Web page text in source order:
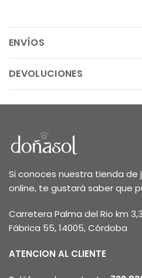
ENVÍOS
DEVOLUCIONES
Si conoces nuestra tienda de
online, te gustará saber que
Carretera Palma del Rio km
Fábrica 55, 14005, Córdoba
ATENCION AL CLIENTE